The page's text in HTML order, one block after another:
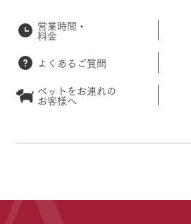
営業時間・
料金
よくあるご質問
ペットをお連れの
お客様へ